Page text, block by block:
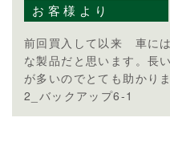
お客様より
前回買入して以来 車に
な製品だと思います。長
が多いのでとても助かりま
2_バックアップ6-1